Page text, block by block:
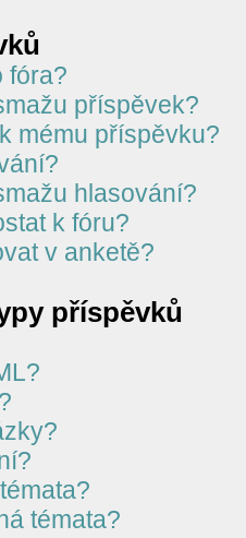
fóra?
příspěvek?
mému příspěvku?
hlasování?
k fóru?
v anketě?
příspěvků
témata?